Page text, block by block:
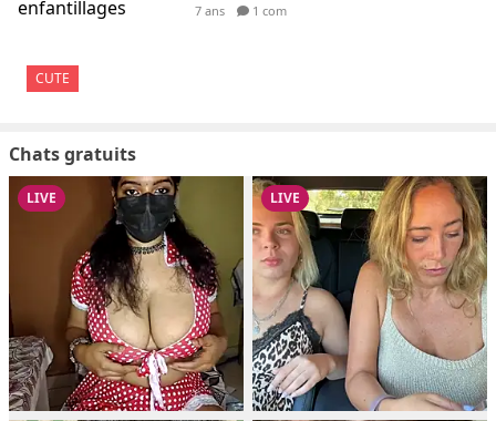
CUTE
7 ans 1 com
Chats gratuits